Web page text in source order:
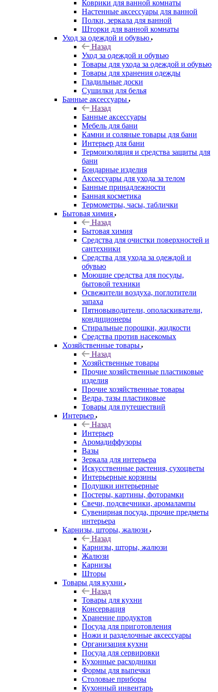
Коврики для ванной комнаты
Настенные аксессуары для ванной
Полки, зеркала для ванной
Шторки для ванной комнаты
Уход за одеждой и обувью
Назад
Уход за одеждой и обувью
Товары для ухода за одеждой и обувью
Товары для хранения одежды
Гладильные доски
Сушилки для белья
Банные аксессуары
Назад
Банные аксессуары
Мебель для бани
Камни и соляные товары для бани
Интерьер для бани
Термоизоляция и средства защиты для
бани
Бондарные изделия
Аксеcсуары для ухода за телом
Банные принадлежности
Банная косметика
Термометры, часы, таблички
Бытовая химия
Назад
Бытовая химия
Средства для очистки поверхностей и
сантехники
Средства для ухода за одеждой и
обувью
Моющие средства для посуды,
бытовой техники
Освежители воздуха, поглотители
запаха
Пятновыводители, ополаскиватели,
кондиционеры
Стиральные порошки, жидкости
Средства против насекомых
Хозяйственные товары
Назад
Хозяйственные товары
Прочие хозяйственные пластиковые
изделия
Прочие хозяйственные товары
Ведра, тазы пластиковые
Товары для путешествий
Интерьер
Назад
Интерьер
Аромадиффузоры
Вазы
Зеркала для интерьера
Искусственные растения, сухоцветы
Интерьерные корзины
Подушки интерьерные
Постеры, картины, фоторамки
Свечи, подсвечники, аромалампы
Сувенирная посуда, прочие предметы
интерьера
Карнизы, шторы, жалюзи
Назад
Карнизы, шторы, жалюзи
Жалюзи
Карнизы
Шторы
Товары для кухни
Назад
Товары для кухни
Консервация
Хранение продуктов
Посуда для приготовления
Ножи и разделочные аксессуары
Организация кухни
Посуда для сервировки
Кухонные расходники
Формы для выпечки
Столовые приборы
Кухонный инвентарь